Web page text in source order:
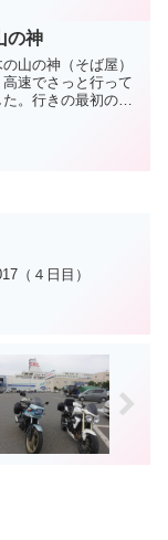
の神
山の神（そば屋）
速でさっと行って
。行きの最初の休
（４日目）